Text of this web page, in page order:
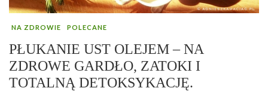
NA ZDROWIE POLECANE
PŁUKANIE UST OLEJEM – NA
ZDROWE GARDŁO, ZATOKI I
TOTALNĄ DETOKSYKACJĘ.